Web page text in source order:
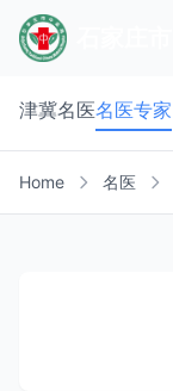
津冀名医名医专家
Home 名医